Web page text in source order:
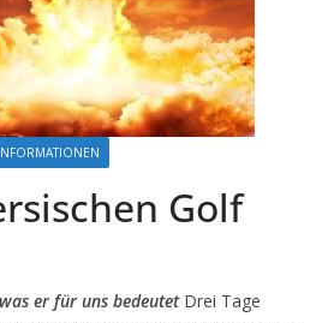
Golf
er für uns bedeutetDrei Tage